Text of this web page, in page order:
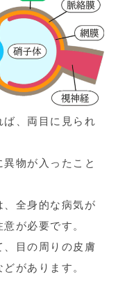
、両目に見られ
物が入ったこと
全身的な病気が
が必要です。
目の周りの皮膚
があります。